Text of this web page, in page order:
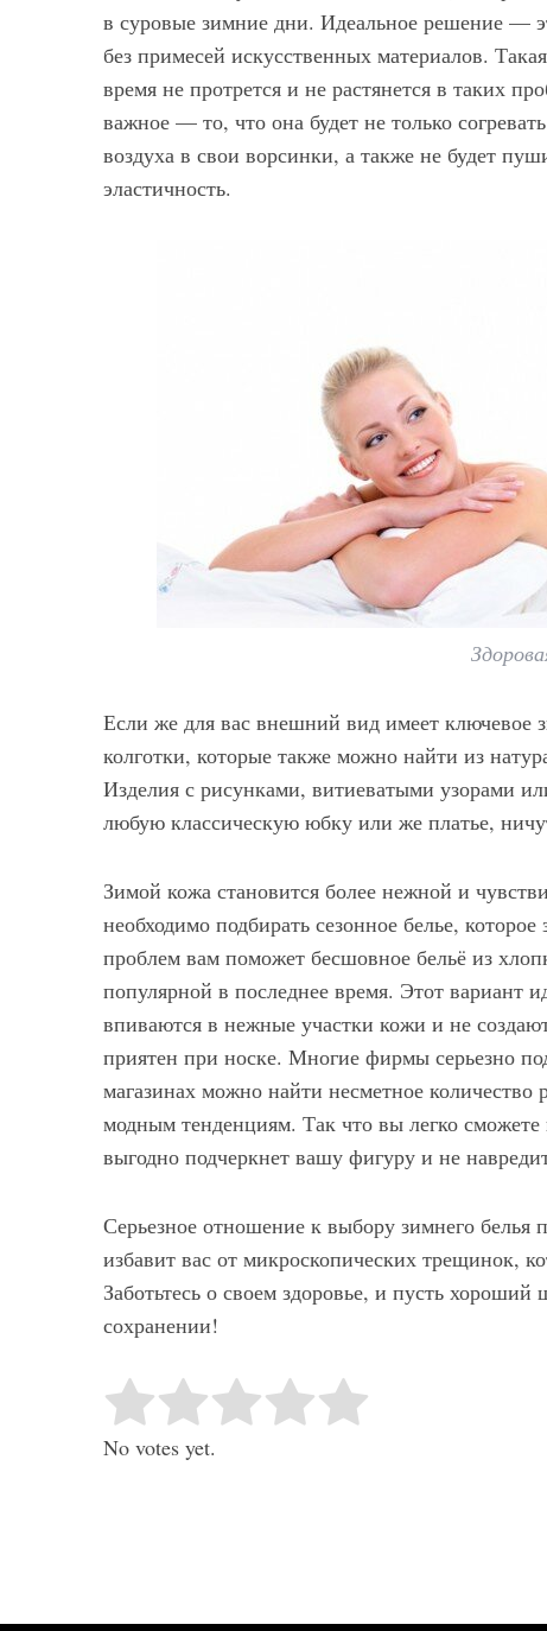
в суровые зимние дни. Идеальное решение —
без примесей искусственных материалов.
время не протрется и не растянется в таких
важное — то, что она будет не только
воздуха в свои ворсинки, а также не будет
эластичность.
Если же для вас внешний вид имеет ключевое
колготки, которые также можно найти из
Изделия с рисунками, витиеватыми узорами
любую классическую юбку или же платье,
Зимой кожа становится более нежной и
необходимо подбирать сезонное белье,
проблем вам поможет бесшовное бельё из
популярной в последнее время. Этот
впиваются в нежные участки кожи и не
приятен при носке. Многие фирмы серьезно
магазинах можно найти несметное
модным тенденциям. Так что вы легко
выгодно подчеркнет вашу фигуру и не
Серьезное отношение к выбору зимнего
избавит вас от микроскопических трещинок,
Заботьтесь о своем здоровье, и пусть
сохранении!
Rate this item: Submit Rating
No votes yet.